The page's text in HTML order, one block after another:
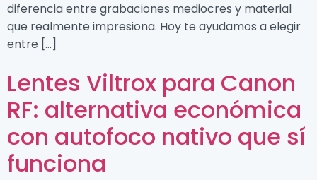
diferencia entre grabaciones mediocres y material
que realmente impresiona. Hoy te ayudamos a elegir
entre […]
Lentes Viltrox para Canon
RF: alternativa económica
con autofoco nativo que sí
funciona